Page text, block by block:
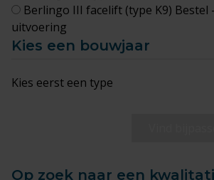
Berlingo III facelift (type K9) Bestel
uitvoering
Kies een bouwjaar
Kies eerst een type
Op zoek naar een